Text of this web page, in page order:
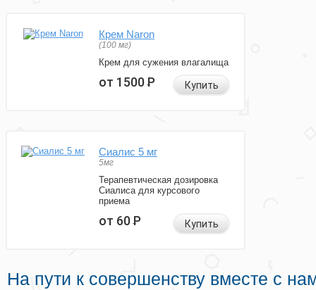
Крем Naron
(100 мг)
Крем для сужения влагалища
от 1500Р Купить
Сиалис 5 мг
5мг
Терапевтическая дозировка
Сиалиса для курсового
приема
от 60Р Купить
На пути к совершенству вместе с